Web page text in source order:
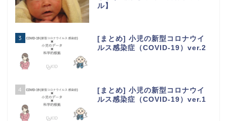
ル】
3
[まとめ] 小児の新型コロナウイ
ルス感染症（COVID-19）ver.2
4
[まとめ] 小児の新型コロナウイ
ルス感染症（COVID-19）ver.1